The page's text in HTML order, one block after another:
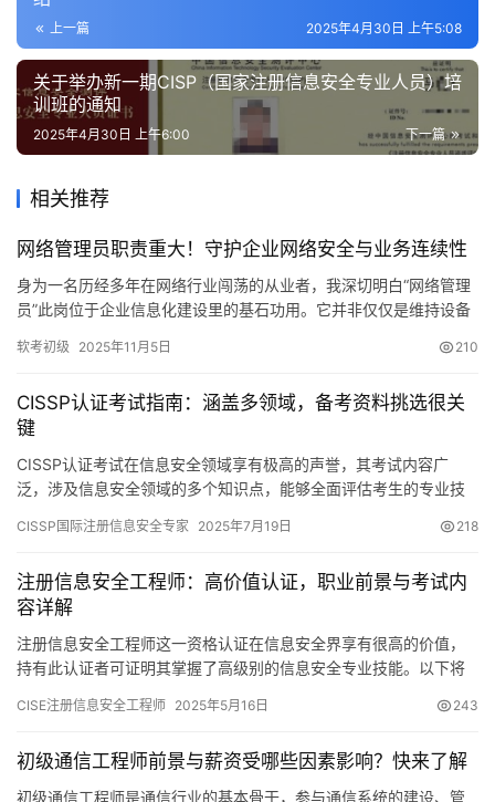
上一篇 2025年4月30日 上午5:08
关于举办新一期CISP（国家注册信息安全专业人员）培
训班的通知
下一篇
2025年4月30日 上午6:00
相关推荐
网络管理员职责重大！守护企业网络安全与业务连续性
身为一名历经多年在网络行业闯荡的从业者，我深切明白“网络管理
员”此岗位于企业信息化建设里的基石功用。它并非仅仅是维持设备
软考初级 2025年11月5日 210
CISSP认证考试指南：涵盖多领域，备考资料挑选很关
键
CISSP认证考试在信息安全领域享有极高的声誉，其考试内容广
泛，涉及信息安全领域的多个知识点，能够全面评估考生的专业技
CISSP国际注册信息安全专家 2025年7月19日 218
注册信息安全工程师：高价值认证，职业前景与考试内
容详解
注册信息安全工程师这一资格认证在信息安全界享有很高的价值，
持有此认证者可证明其掌握了高级别的信息安全专业技能。以下将
CISE注册信息安全工程师 2025年5月16日 243
初级通信工程师前景与薪资受哪些因素影响？快来了解
初级通信工程师是通信行业的基本骨干，参与通信系统的建设、管